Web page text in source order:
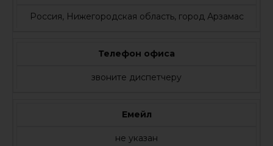
Россия, Нижегородская область, город Арзамас
Телефон офиса
звоните диспетчеру
Емейл
не указан